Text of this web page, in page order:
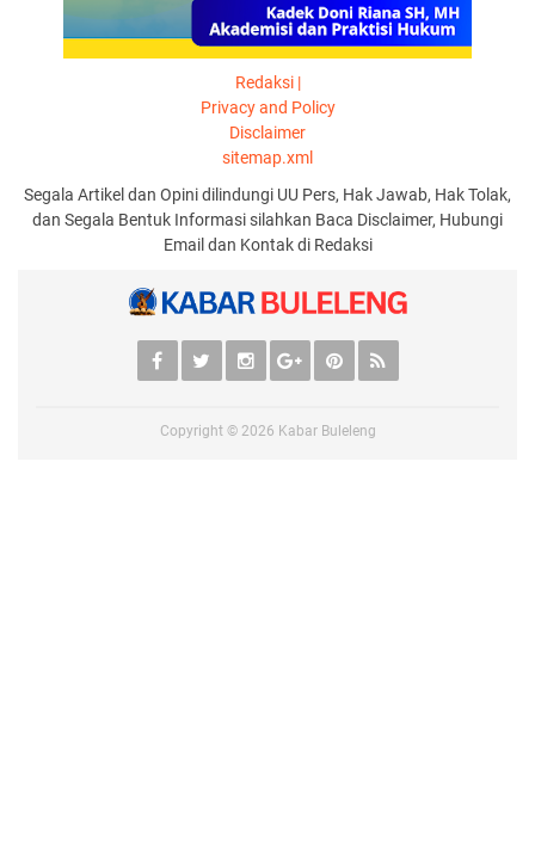
Redaksi |
Privacy and Policy
Disclaimer
sitemap.xml
Segala Artikel dan Opini dilindungi UU Pers, Hak Jawab, Hak Tolak,
dan Segala Bentuk Informasi silahkan Baca Disclaimer, Hubungi
Email dan Kontak di Redaksi
Copyright © 2026 Kabar Buleleng